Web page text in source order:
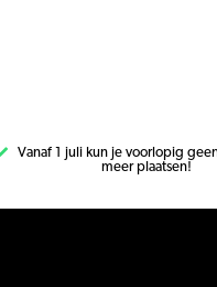
Vanaf 1 juli kun je voorlopig
meer plaatsen!